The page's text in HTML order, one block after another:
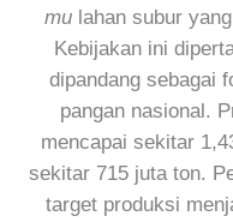
mulahan subur
Kebijakan ini
dipandang sebagai
pangan nasional.
mencapai sekitar
sekitar 715 juta ton.
target produksi